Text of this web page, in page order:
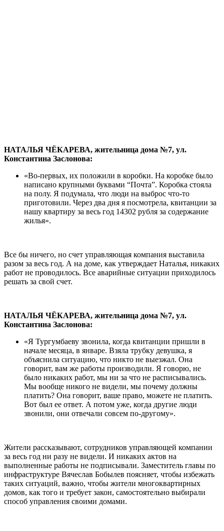
НАТАЛЬЯ ЧЁКАРЕВА, жительница дома №7, ул.
Константина Заслонова:
«Во-первых, их положили в коробки. На коробке было
написано крупными буквами “Почта”. Коробка стояла
на полу. Я подумала, что люди на выброс что-то
приготовили. Через два дня я посмотрела, квитанции за
нашу квартиру за весь год 14302 рубля за содержание
жилья».
Все бы ничего, но счет управляющая компания выставила
разом за весь год. А на доме, как утверждает Наталья, никаких
работ не проводилось. Все аварийные ситуации приходилось
решать за свой счет.
НАТАЛЬЯ ЧЁКАРЕВА, жительница дома №7, ул.
Константина Заслонова:
«Я Тургумбаеву звонила, когда квитанции пришли в
начале месяца, в январе. Взяла трубку девушка, я
объяснила ситуацию, что никто не выезжал. Она
говорит, вам же работы производили. Я говорю, не
было никаких работ, мы ни за что не расписывались.
Мы вообще никого не видели, мы почему должны
платить? Она говорит, ваше право, можете не платить.
Вот был ее ответ. А потом уже, когда другие люди
звонили, они отвечали совсем по-другому».
Жители рассказывают, сотрудников управляющей компании
за весь год ни разу не видели. И никаких актов на
выполненные работы не подписывали. Заместитель главы по
инфраструктуре Вячеслав Бобылев поясняет, чтобы избежать
таких ситуаций, важно, чтобы жители многоквартирных
домов, как того и требует закон, самостоятельно выбирали
способ управления своими домами.